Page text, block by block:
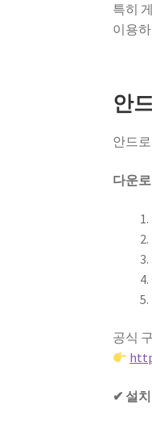
특히
이용
안
안드
다운
공식
✔ 설